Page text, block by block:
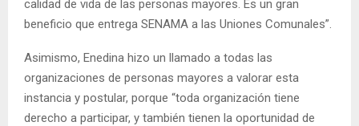
calidad de vida de las personas mayores. Es un gran
beneficio que entrega SENAMA a las Uniones Comunales”.
Asimismo, Enedina hizo un llamado a todas las
organizaciones de personas mayores a valorar esta
instancia y postular, porque “toda organización tiene
derecho a participar, y también tienen la oportunidad de